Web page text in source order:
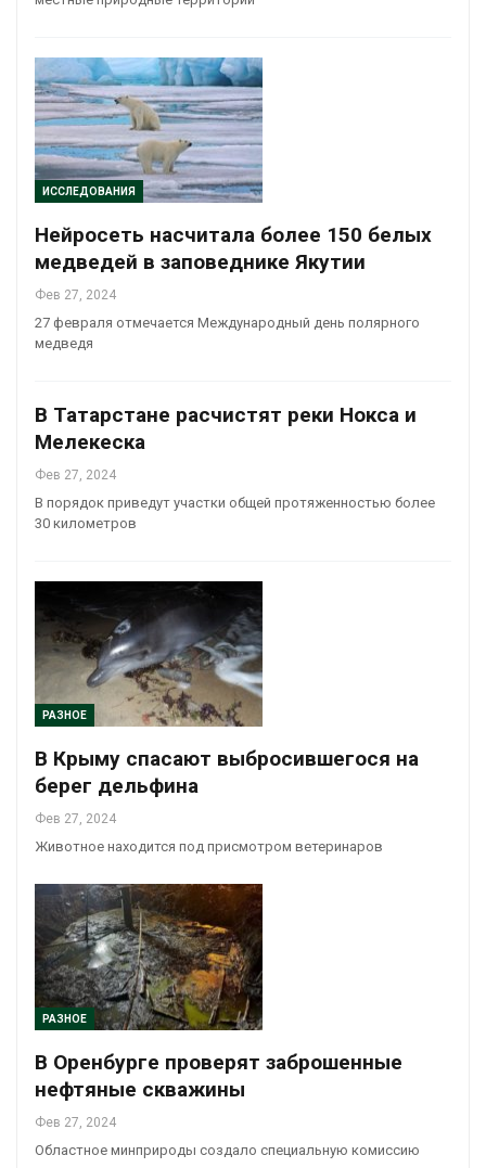
ИССЛЕДОВАНИЯ
Нейросеть насчитала более 150 белых
медведей в заповеднике Якутии
Фев 27, 2024
27 февраля отмечается Международный день полярного
медведя
В Татарстане расчистят реки Нокса и
Мелекеска
Фев 27, 2024
В порядок приведут участки общей протяженностью более
30 километров
РАЗНОЕ
В Крыму спасают выбросившегося на
берег дельфина
Фев 27, 2024
Животное находится под присмотром ветеринаров
РАЗНОЕ
В Оренбурге проверят заброшенные
нефтяные скважины
Фев 27, 2024
Областное минприроды создало специальную комиссию